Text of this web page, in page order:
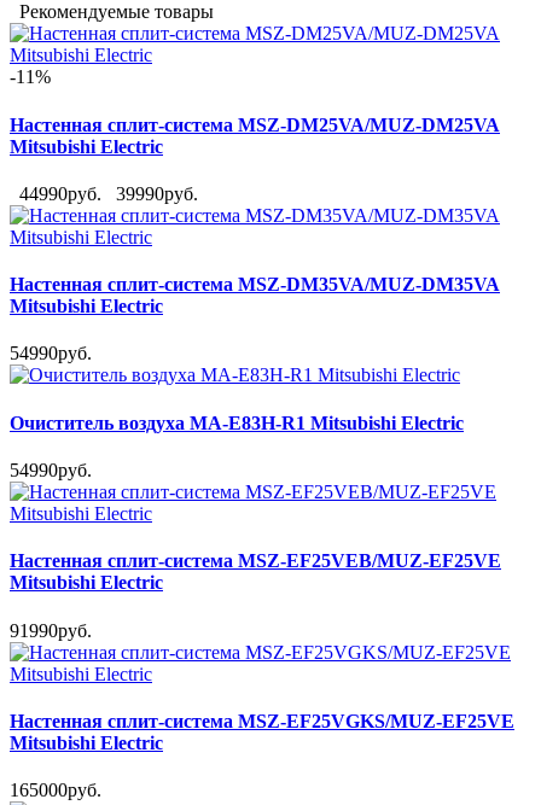
Рекомендуемые товары
-11%
Настенная сплит-система MSZ-DM25VA/MUZ-DM25VA
Mitsubishi Electric
44990руб. 39990руб.
Настенная сплит-система MSZ-DM35VA/MUZ-DM35VA
Mitsubishi Electric
54990руб.
Очиститель воздуха MA-E83H-R1 Mitsubishi Electric
54990руб.
Настенная сплит-система MSZ-EF25VEB/MUZ-EF25VE
Mitsubishi Electric
91990руб.
Настенная сплит-система MSZ-EF25VGKS/MUZ-EF25VE
Mitsubishi Electric
165000руб.